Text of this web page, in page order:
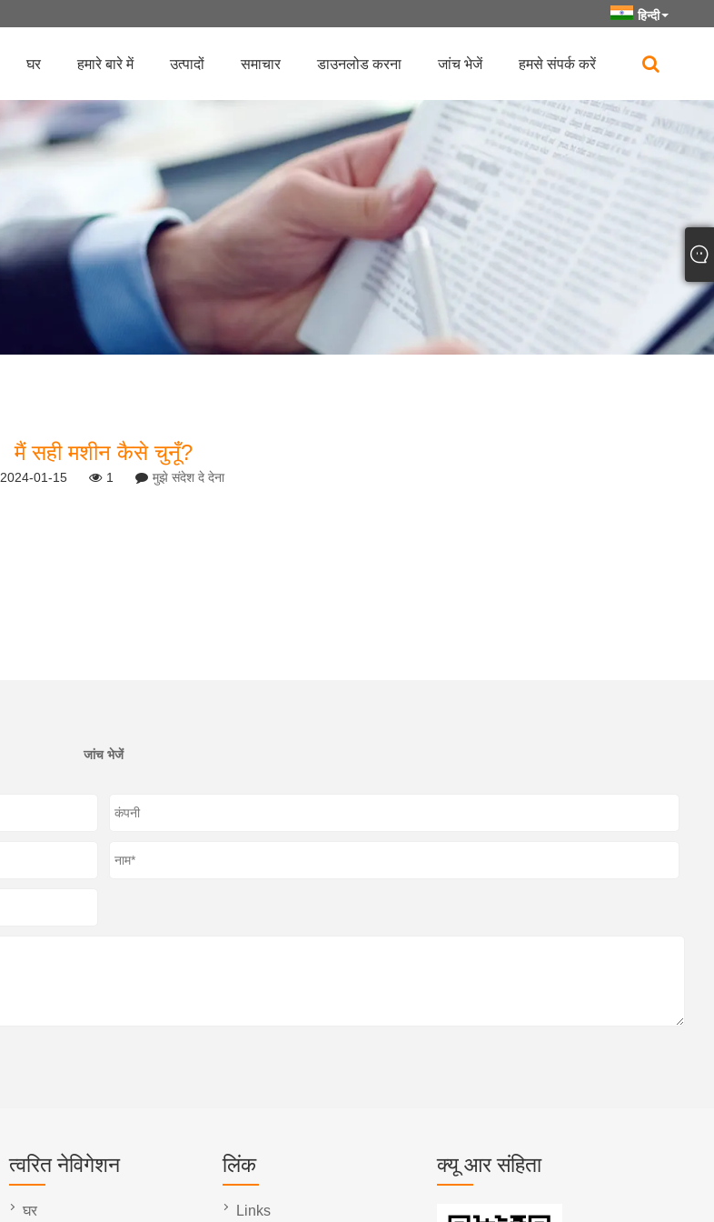
हिन्दी
घर हमारे बारे में उत्पादों समाचार डाउनलोड करना जांच भेजें हमसे संपर्क करें
मैं सही मशीन कैसे चुनूँ?
2024-01-15 1 मुझे संदेश दे देना
जांच भेजें
त्वरित नेविगेशन
घर
लिंक
Links
क्यू आर संहिता